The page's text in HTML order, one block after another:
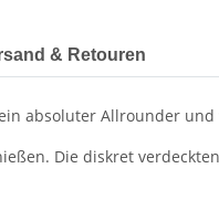
& Retouren
absoluter Allrounder
Die diskret